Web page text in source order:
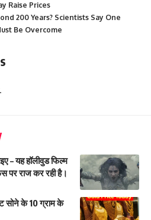
Raise Prices
200 Years? Scientists Say One
Be Overcome
– यह हॉलीवुड फिल्म
पर राज कर रही है।
सोने के 10 ग्राम के